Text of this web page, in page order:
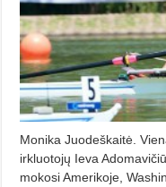
Monika Juodeškaitė.
irkluotojų Ieva
mokosi Amerikoje,